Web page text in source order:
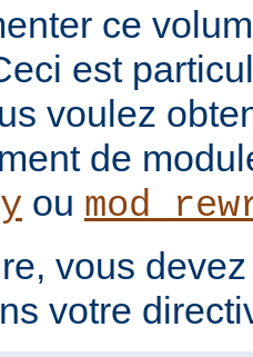
ce
est
voulez
de
ou
vous
votre